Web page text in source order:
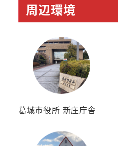
周辺環境
葛城市役所 新庄庁舎